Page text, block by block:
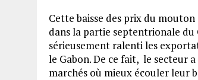
Cette baisse des prix du
dans la partie septentrionale
sérieusement ralenti les
le Gabon. De ce fait, le secteur
marchés où mieux écouler leur